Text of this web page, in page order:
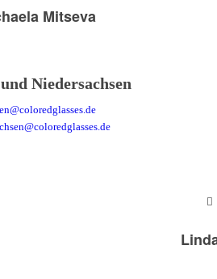
Mitseva
Niedersachsen